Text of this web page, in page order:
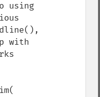
using
with